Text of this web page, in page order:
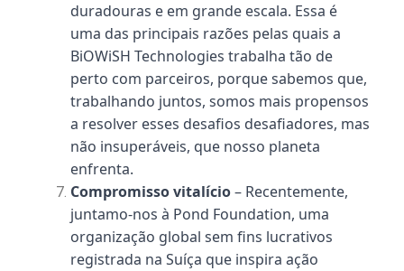
duradouras e em grande escala. Essa é
uma das principais razões pelas quais a
BiOWiSH Technologies trabalha tão de
perto com parceiros, porque sabemos que,
trabalhando juntos, somos mais propensos
a resolver esses desafios desafiadores, mas
não insuperáveis, que nosso planeta
enfrenta.
Compromisso vitalício– Recentemente,
juntamo-nos à Pond Foundation, uma
organização global sem fins lucrativos
registrada na Suíça que inspira ação